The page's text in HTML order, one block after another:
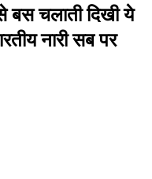
बस चलाती दिखी ये
नारी सब पर